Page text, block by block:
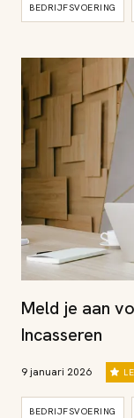
BEDRIJFSVOERING
Meld je aan
Incasseren
9 januari 2026
BEDRIJFSVOERING